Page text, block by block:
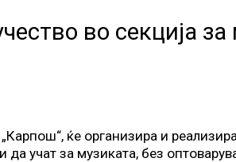
во секција
ќе организира и
учат за музиката, без